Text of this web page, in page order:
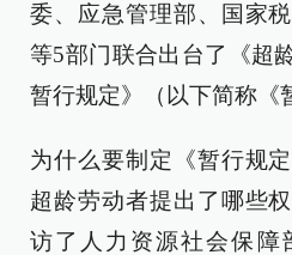
委、应急管理部、国家
等5部门联合出台了《超
暂行规定》（以下简称《
为什么要制定《暂行规
超龄劳动者提出了哪些
访了人力资源社会保障